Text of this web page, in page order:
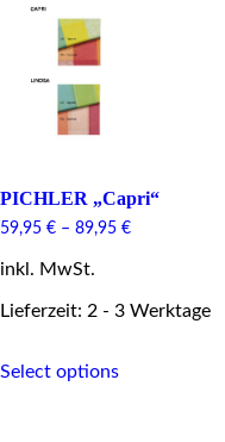
PICHLER „Capri“
59,95 € – 89,95 €
inkl. MwSt.
Lieferzeit: 2 - 3 Werktage
Select optionsproduct